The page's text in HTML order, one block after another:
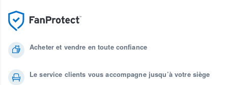
Acheter et vendre en toute confiance
Le service clients vous accompagne jusqu’à votre siège